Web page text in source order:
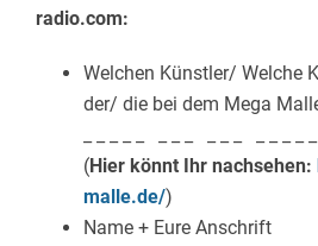
radio.com:
Welchen Künstler/ Welche
der/ die bei dem Mega
(Hier könnt Ihr nachsehen:
malle.de/)
Name + Eure Anschrift